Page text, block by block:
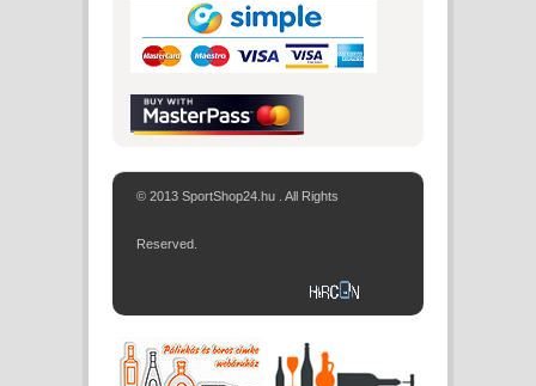
© 2013 SportShop24.hu . All Rights
Reserved.